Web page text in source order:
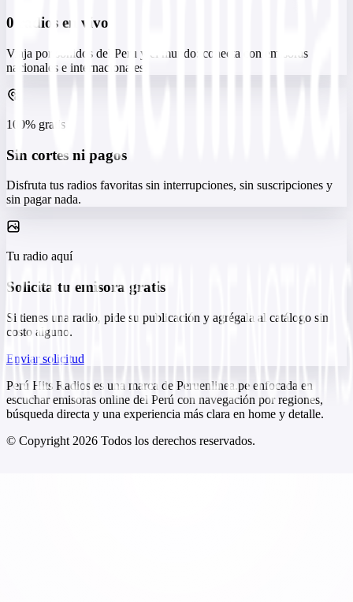
0 radios en vivo
Viaja por sonidos del Peru y el mundo: conecta con emisoras
nacionales e internacionales.
100% gratis
Sin cortes ni pagos
Disfruta tus radios favoritas sin interrupciones, sin suscripciones y
sin pagar nada.
Tu radio aquí
Solicita tu emisora gratis
Si tienes una radio, pide su publicación y agrégala al catálogo sin
costo alguno.
Enviar solicitud
Perú Hits Radios es una marca de Peruenlinea.pe enfocada en
escuchar emisoras online del Perú con navegación por regiones,
búsqueda directa y una experiencia más clara en home y detalle.
© Copyright 2026 Todos los derechos reservados.